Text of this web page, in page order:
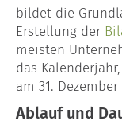
bildet die
Erstellung der
meisten
das
am 31.
Ablauf und